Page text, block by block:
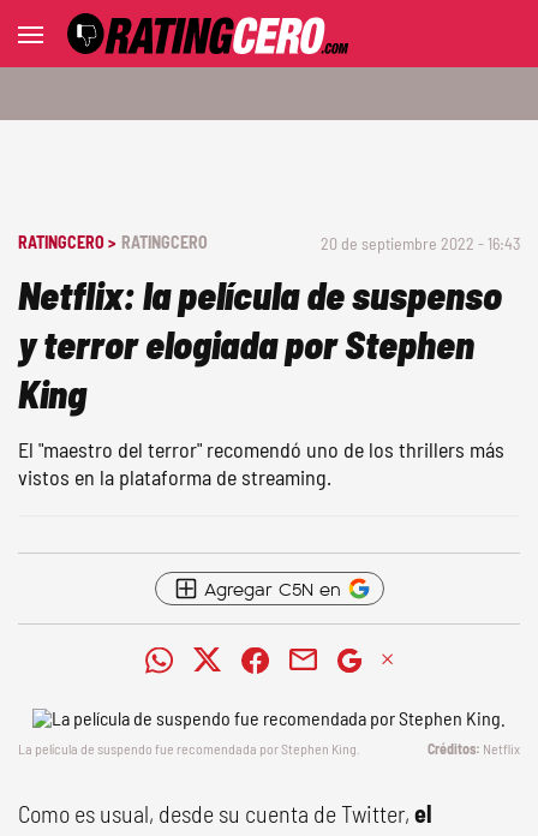
RATINGCERO > RATINGCERO 20 de septiembre 2022 - 16:43
Netflix: la película de suspenso
y terror elogiada por Stephen
King
El "maestro del terror" recomendó uno de los thrillers más
vistos en la plataforma de streaming.
Agregar C5N en
La película de suspendo fue recomendada por Stephen King. Netflix
Como es usual, desde su cuenta de Twitter, el